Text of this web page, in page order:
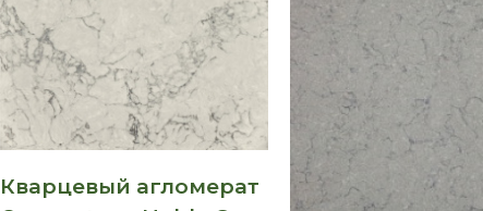
Кварцевый агломерат